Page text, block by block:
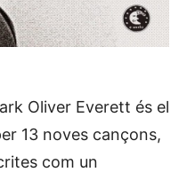
Oliver Everett és el
13 noves cançons,
com un